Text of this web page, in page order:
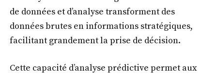
de données et d’analyse transforment des
données brutes en informations stratégiques,
facilitant grandement la prise de décision.
Cette capacité d’analyse prédictive permet aux